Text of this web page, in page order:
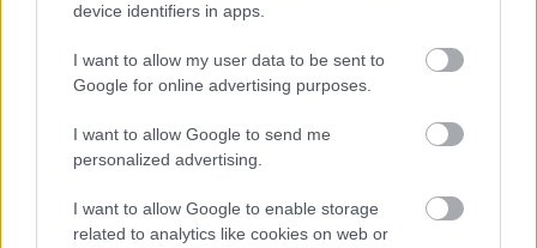
device identifiers in apps.
I want to allow my user data to be sent to
Google for online advertising purposes.
I want to allow Google to send me
personalized advertising.
I want to allow Google to enable storage
related to analytics like cookies on web or